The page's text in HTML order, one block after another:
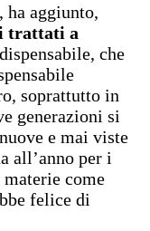
ha aggiunto,
trattati a
che
soprattutto in
generazioni si
e mai viste
all’anno per i
materie come
felice di